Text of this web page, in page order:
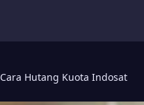
Cara Hutang Kuota Indosat